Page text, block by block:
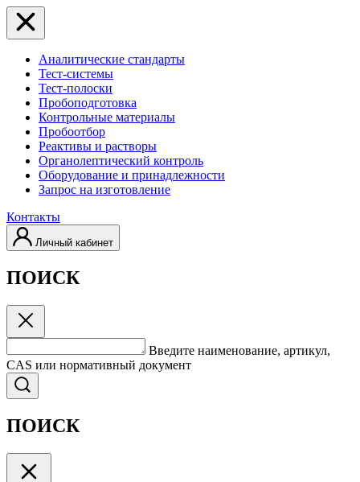
Аналитические стандарты
Тест-системы
Тест-полоски
Пробоподготовка
Контрольные материалы
Пробоотбор
Реактивы и растворы
Органолептический контроль
Оборудование и принадлежности
Запрос на изготовление
Контакты
Личный кабинет
ПОИСК
Введите наименование, артикул,
CAS или нормативный документ
ПОИСК